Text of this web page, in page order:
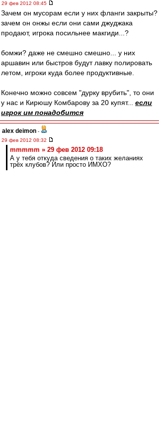
29 фев 2012 08:45
Зачем он мусорам если у них фланги закрыты?
зачем он онжы если они сами джуджака
продают, игрока посильнее макгиди...?
бомжи? даже не смешно смешно... у них
аршавин или быстров будут лавку полировать
летом, игроки куда более продуктивные.
Конечно можно совсем "дурку врубить", то они
у нас и Кирюшу Комбарову за 20 купят... если
игрок им понадобится
alex deimon -
29 фев 2012 08:32
mmmmm » 29 фев 2012 09:18
А у тебя откуда сведения о таких желаниях
трёх клубов? Или просто ИМХО?